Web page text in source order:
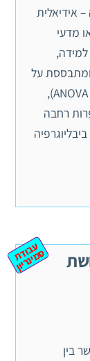
אידיאלית
מדעי
ומתבססת על
שאלונים תקפים, ניתוח סטטיסטי מלא (כולל ANOVA),
רחבה
ע
ב
וד
ת
ס
מ
ינ
ר
יון
בין